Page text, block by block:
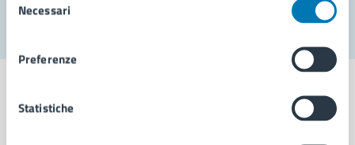
delNecessari
Preferenze
Statistiche